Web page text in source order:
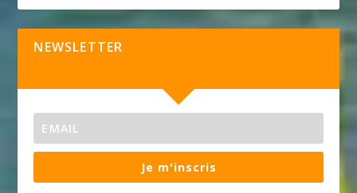
NEWSLETTER
Je m'inscris